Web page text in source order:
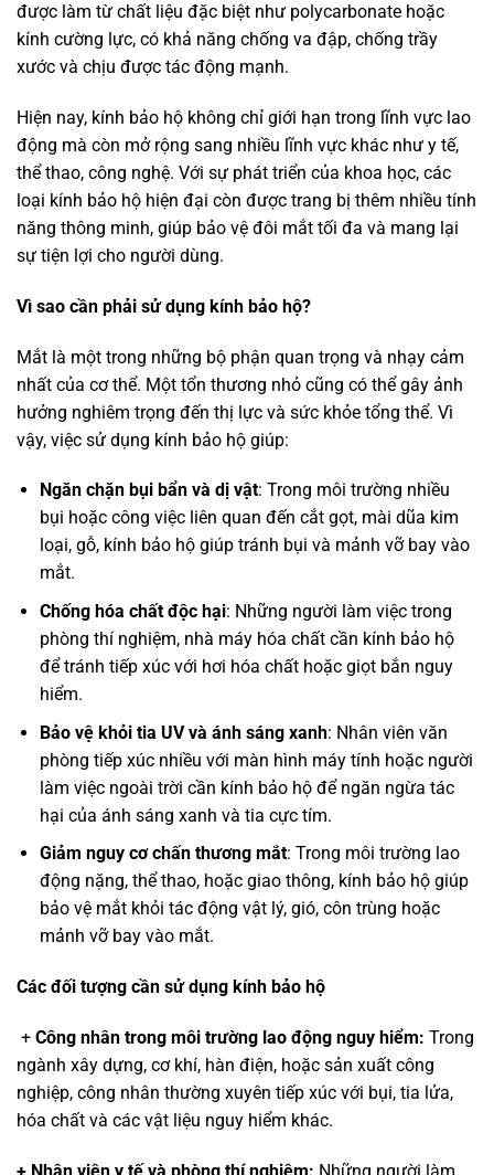
được làm từ chất liệu đặc biệt như polycarbonate hoặc
kính cường lực, có khả năng chống va đập, chống trầy
xước và chịu được tác động mạnh.
Hiện nay, kính bảo hộ không chỉ giới hạn trong lĩnh vực lao
động mà còn mở rộng sang nhiều lĩnh vực khác như y tế,
thể thao, công nghệ. Với sự phát triển của khoa học, các
loại kính bảo hộ hiện đại còn được trang bị thêm nhiều tính
năng thông minh, giúp bảo vệ đôi mắt tối đa và mang lại
sự tiện lợi cho người dùng.
Vì sao cần phải sử dụng kính bảo hộ?
Mắt là một trong những bộ phận quan trọng và nhạy cảm
nhất của cơ thể. Một tổn thương nhỏ cũng có thể gây ảnh
hưởng nghiêm trọng đến thị lực và sức khỏe tổng thể. Vì
vậy, việc sử dụng kính bảo hộ giúp:
Ngăn chặn bụi bẩn và dị vật: Trong môi trường nhiều
bụi hoặc công việc liên quan đến cắt gọt, mài dũa kim
loại, gỗ, kính bảo hộ giúp tránh bụi và mảnh vỡ bay vào
mắt.
Chống hóa chất độc hại: Những người làm việc trong
phòng thí nghiệm, nhà máy hóa chất cần kính bảo hộ
để tránh tiếp xúc với hơi hóa chất hoặc giọt bắn nguy
hiểm.
Bảo vệ khỏi tia UV và ánh sáng xanh: Nhân viên văn
phòng tiếp xúc nhiều với màn hình máy tính hoặc người
làm việc ngoài trời cần kính bảo hộ để ngăn ngừa tác
hại của ánh sáng xanh và tia cực tím.
Giảm nguy cơ chấn thương mắt: Trong môi trường lao
động nặng, thể thao, hoặc giao thông, kính bảo hộ giúp
bảo vệ mắt khỏi tác động vật lý, gió, côn trùng hoặc
mảnh vỡ bay vào mắt.
Các đối tượng cần sử dụng kính bảo hộ
+ Công nhân trong môi trường lao động nguy hiểm: Trong
ngành xây dựng, cơ khí, hàn điện, hoặc sản xuất công
nghiệp, công nhân thường xuyên tiếp xúc với bụi, tia lửa,
hóa chất và các vật liệu nguy hiểm khác.
+ Nhân viên y tế và phòng thí nghiệm: Những người làm